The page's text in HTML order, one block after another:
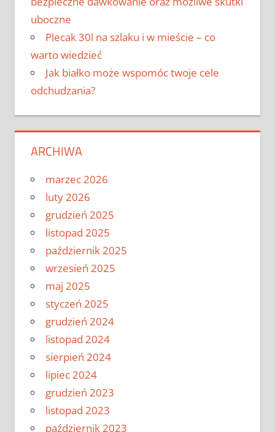
uboczne
Plecak 30l na szlaku i w mieście – co
warto wiedzieć
Jak białko może wspomóc twoje cele
odchudzania?
ARCHIWA
marzec 2026
luty 2026
grudzień 2025
listopad 2025
październik 2025
wrzesień 2025
maj 2025
styczeń 2025
grudzień 2024
listopad 2024
sierpień 2024
lipiec 2024
grudzień 2023
listopad 2023
październik 2023